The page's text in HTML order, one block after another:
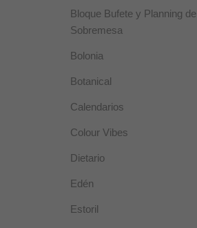
Bloque Bufete y Planning de
Sobremesa
Bolonia
Botanical
Calendarios
Colour Vibes
Dietario
Edén
Estoril